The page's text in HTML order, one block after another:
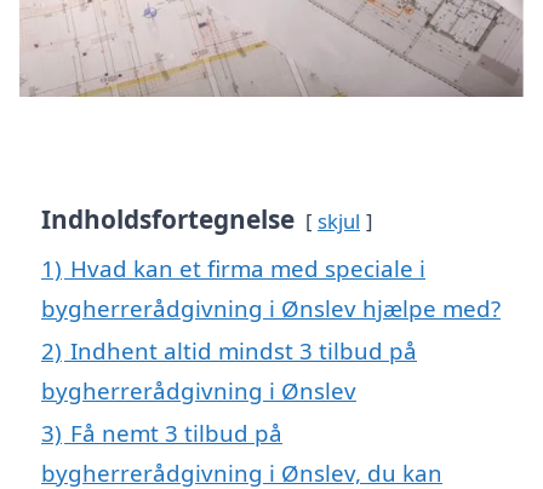
Indholdsfortegnelse skjul
1) Hvad kan et firma med speciale i
bygherrerådgivning i Ønslev hjælpe med?
2) Indhent altid mindst 3 tilbud på
bygherrerådgivning i Ønslev
3) Få nemt 3 tilbud på
bygherrerådgivning i Ønslev, du kan